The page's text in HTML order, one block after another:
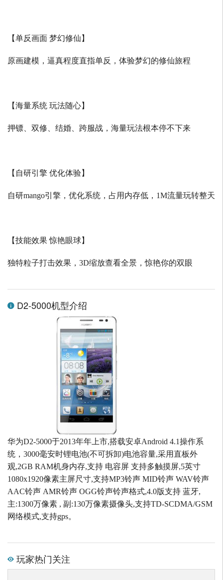
【单反画面 梦幻修仙】
原画建模，逼真程度直指单反，体验梦幻的修仙旅程
【海量系统 玩法随心】
押镖、双修、结婚、跨服战，海量玩法根本停不下来
【自研引擎 优化体验】
自研mango引擎，优化系统，占用内存低， 1M流量玩转整天
【技能效果 惊艳眼球】
独特粒子打击效果， 3D缩放查看全景，惊艳你的双眼
D2-5000机型介绍
华为D2-5000于2013年年上市,搭载安卓Android 4.1操作系
统，3000毫安时锂电池(不可拆卸)电池容量,采用直板外
观,2GB RAM机身内存,支持 电容屏 支持多触摸屏,5英寸
1080x1920像素主屏尺寸,支持MP3铃声 MID铃声 WAV铃声
AAC铃声 AMR铃声 OGG铃声铃声格式,4.0版支持 蓝牙,
主:1300万像素 , 副:130万像素摄像头,支持TD-SCDMA/GSM
网络模式,支持gps。
玩家热门关注